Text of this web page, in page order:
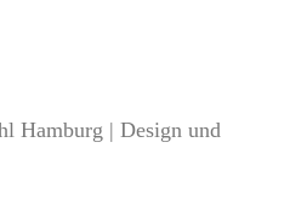
Hamburg | Design und